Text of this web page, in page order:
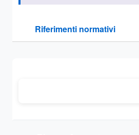
Riferimenti normativi
Sezione compressa